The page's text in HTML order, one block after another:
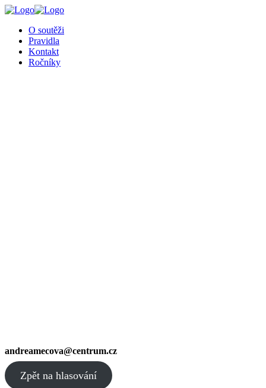
O soutěži
Pravidla
Kontakt
Ročníky
andreamecova@centrum.cz
Zpět na hlasování